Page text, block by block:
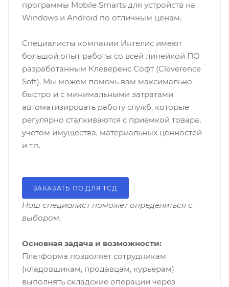
программы Mobile Smarts для устройств на
Windows и Android по отличным ценам.
Специалисты компании Интелис имеют
большой опыт работы со всей линейкой ПО
разработанным Клеверенс Софт (Cleverence
Soft). Мы можем помочь вам максимально
быстро и с минимальными затратами
автоматизировать работу служб, которые
регулярно сталкиваются с приемкой товара,
учетом имущества, материальных ценностей
и т.п.
ЗАКАЗАТЬ ПО ДЛЯ ТСД
Наш специалист поможет определиться с
выбором.
Основная задача и возможности:
Платформа позволяет сотрудникам
(кладовщикам, продавцам, курьерам)
выполнять складские операции через